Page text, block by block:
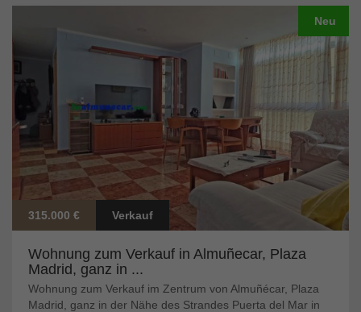
Neu
315.000 € Verkauf
Wohnung zum Verkauf in Almuñecar, Plaza
Madrid, ganz in ...
Wohnung zum Verkauf im Zentrum von Almuñécar, Plaza
Madrid, ganz in der Nähe des Strandes Puerta del Mar in